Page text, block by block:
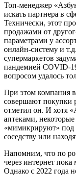
Топ-менеджер
искать партнера в
Технически, этот
продажами от
параметрами у
онлайн-систему и
супермаркетов
пандемией COVID-
вопросом удалось
При этом компания
совершают покупки
отметил он. И хотя
аптеками,
«мимикрируют» под
соседству или
Напомним, что по
через интернет пока
Однако с 2022 года